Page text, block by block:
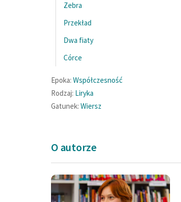
Zebra
Przekład
Dwa fiaty
Córce
Epoka: Współczesność
Rodzaj: Liryka
Gatunek: Wiersz
O autorze